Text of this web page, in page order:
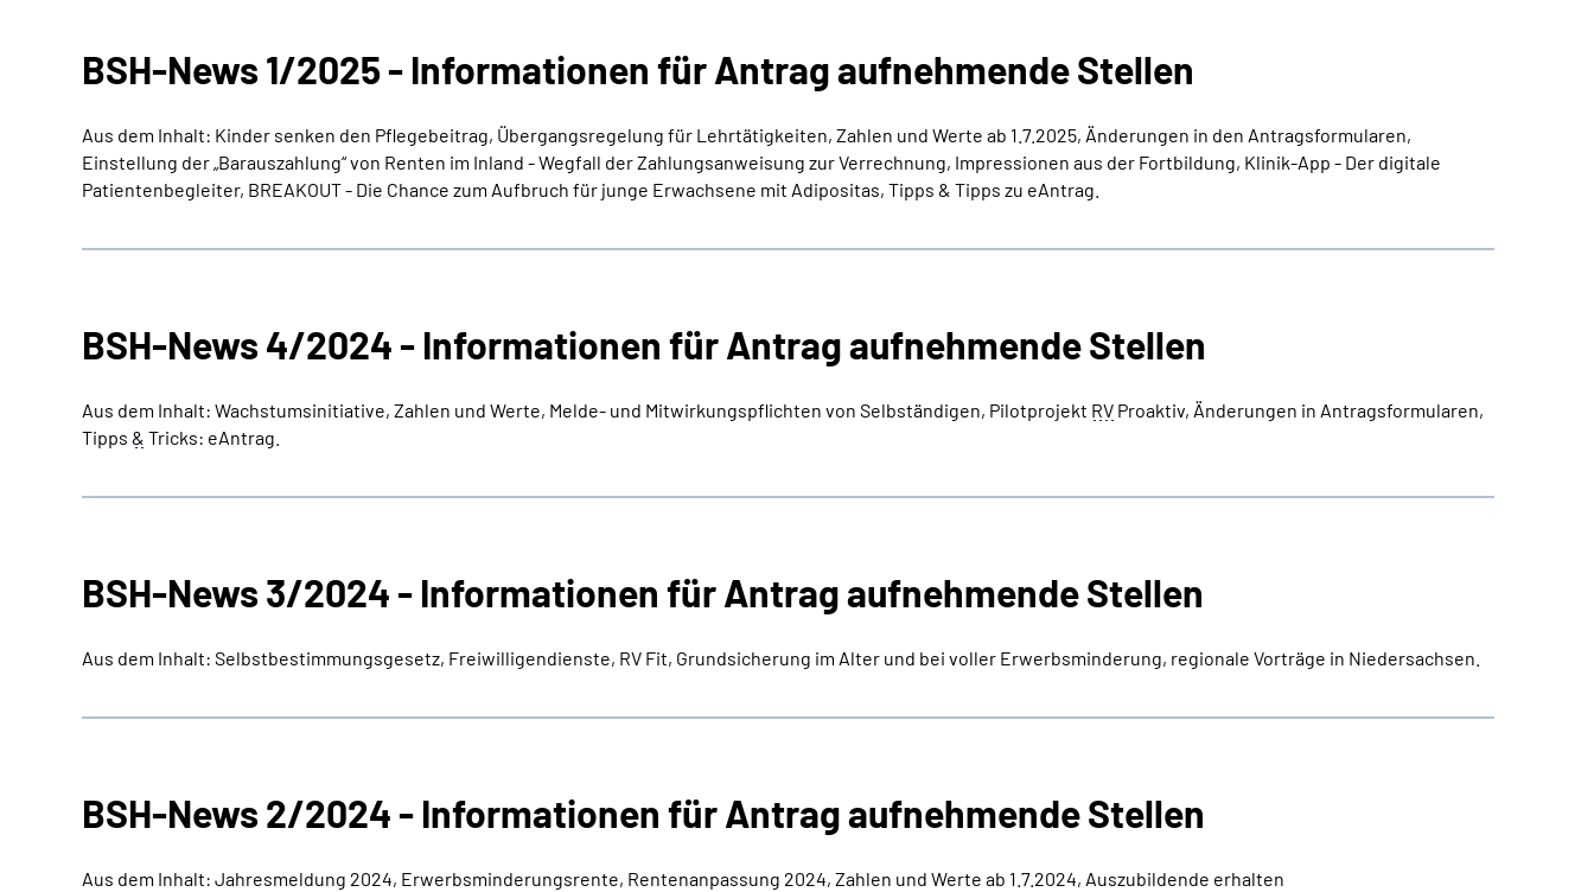
BSH-News 1/2025 - Informationen für Antrag aufnehmende Stellen
Aus dem Inhalt: Kinder senken den Pflegebeitrag, Übergangsregelung für Lehrtätigkeiten, Zahlen und Werte ab 1.7.2025, Änderungen in den Antragsformularen,
Einstellung der „Barauszahlung“ von Renten im Inland - Wegfall der Zahlungsanweisung zur Verrechnung, Impressionen aus der Fortbildung, Klinik-App - Der digitale
Patientenbegleiter, BREAKOUT - Die Chance zum Aufbruch für junge Erwachsene mit Adipositas, Tipps & Tipps zu eAntrag.
BSH-News 4/2024 - Informationen für Antrag aufnehmende Stellen
Aus dem Inhalt: Wachstumsinitiative, Zahlen und Werte, Melde- und Mitwirkungspflichten von Selbständigen, Pilotprojekt RV Proaktiv, Änderungen in Antragsformularen,
Tipps & Tricks: eAntrag.
BSH-News 3/2024 - Informationen für Antrag aufnehmende Stellen
Aus dem Inhalt: Selbstbestimmungsgesetz, Freiwilligendienste, RV Fit, Grundsicherung im Alter und bei voller Erwerbsminderung, regionale Vorträge in Niedersachsen.
BSH-News 2/2024 - Informationen für Antrag aufnehmende Stellen
Aus dem Inhalt: Jahresmeldung 2024, Erwerbsminderungsrente, Rentenanpassung 2024, Zahlen und Werte ab 1.7.2024, Auszubildende erhalten